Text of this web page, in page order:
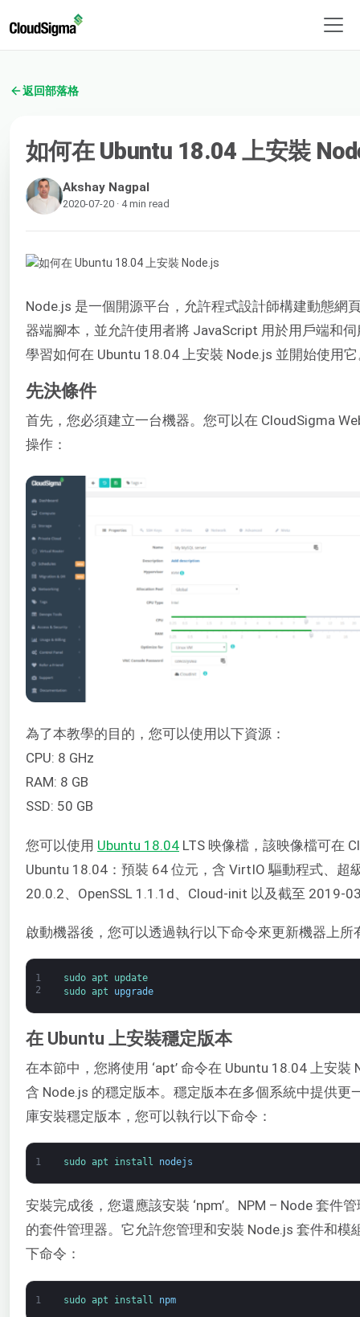
返回部落格
如何在 Ubuntu 18.04 上安裝
Akshay Nagpal
2020-07-20 · 4 min read
Node.js 是一個開源平台，允許程式設計師構建動態網
器端腳本，並允許使用者將 JavaScript 用於用戶端和
學習如何在 Ubuntu 18.04 上安裝 Node.js 並開始使用
先決條件
首先，您必須建立一台機器。您可以在 CloudSigma
操作：
為了本教學的目的，您可以使用以下資源：
CPU: 8 GHz
RAM: 8 GB
SSD: 50 GB
您可以使用 Ubuntu 18.04 LTS 映像檔，該映像檔可在
Ubuntu 18.04：預裝 64 位元，含 VirtIO 驅動程式、超
20.0.2、OpenSSL 1.1.1d、Cloud-init 以及截至 2019-
啟動機器後，您可以透過執行以下命令來更新機器上所
1
2
sudo apt
update
sudo apt upgrade
在 Ubuntu 上安裝穩定版本
在本節中，您將使用 ‘apt’ 命令在 Ubuntu 18.04 上安
含 Node.js 的穩定版本。穩定版本在多個系統中提供更
庫安裝穩定版本，您可以執行以下命令：
1 sudo apt install nodejs
安裝完成後，您還應該安裝 ‘npm’。NPM – Node 套件
的套件管理器。它允許您管理和安裝 Node.js 套件和模
下命令：
1 sudo apt install npm